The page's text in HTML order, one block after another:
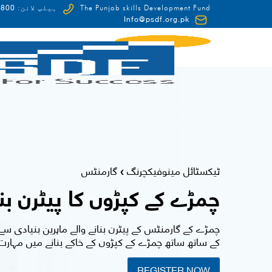
The Punjab skills Development Fund ہیلپ لائن:
Info@psdf.org.pk
FCDO
ٹیکسٹائل مینوفیکچرنگ ❯گارمنٹس
چمڑے کے کپڑوں کا پیٹرن
چمڑے کے گارمنٹس کے پیٹرن بنانے والے ماہرین بنیادی
کے ساتھ ساتھ چمڑے کے کپڑوں کے خاکے بنانے میں